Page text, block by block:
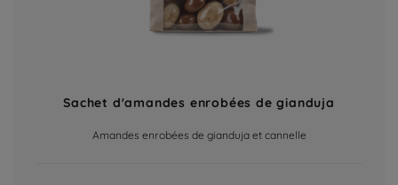
Sachet d'amandes enrobées de gianduja
Amandes enrobées de gianduja et cannelle